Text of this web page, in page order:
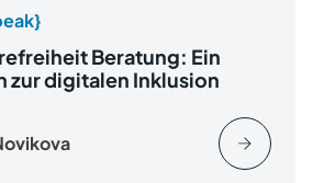
Beratung: Ein
zur digitalen Inklusion